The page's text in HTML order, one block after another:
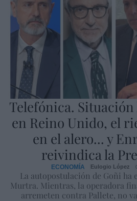
Telefónica.
en Reino Unido, el
en el alero... y
reivindica la
ECONOMÍA Eulogio López
La autopostulación de Goñi ha
Murtra. Mientras, la operadora
arremeten contra Pallete, no